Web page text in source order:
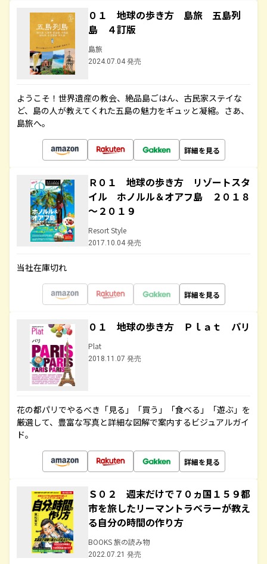
０１ 地球の歩き方 島旅 五島列
島 ４訂版
島旅
2024.07.04 発売
ようこそ！世界遺産の教会、絶品島ごはん、古民家ステイな
ど、島の人が教えてくれた五島の魅力をギュッと凝縮。さあ、
島旅へ。
詳細を見る
Ｒ０１ 地球の歩き方 リゾートスタ
イル ホノルル＆オアフ島 ２０１８
～２０１９
Resort Style
2017.10.04 発売
当社在庫切れ
詳細を見る
０１ 地球の歩き方 Ｐｌａｔ パリ
Plat
2018.11.07 発売
花の都パリでやるべき「見る」「買う」「食べる」「遊ぶ」を
厳選して、豊富な写真と詳細な図解で案内するビジュアルガイ
ド。
詳細を見る
Ｓ０２ 週末だけで７０ヵ国１５９都
市を旅したリーマントラベラーが教え
る自分の時間の作り方
BOOKS 旅の読み物
2022.07.21 発売